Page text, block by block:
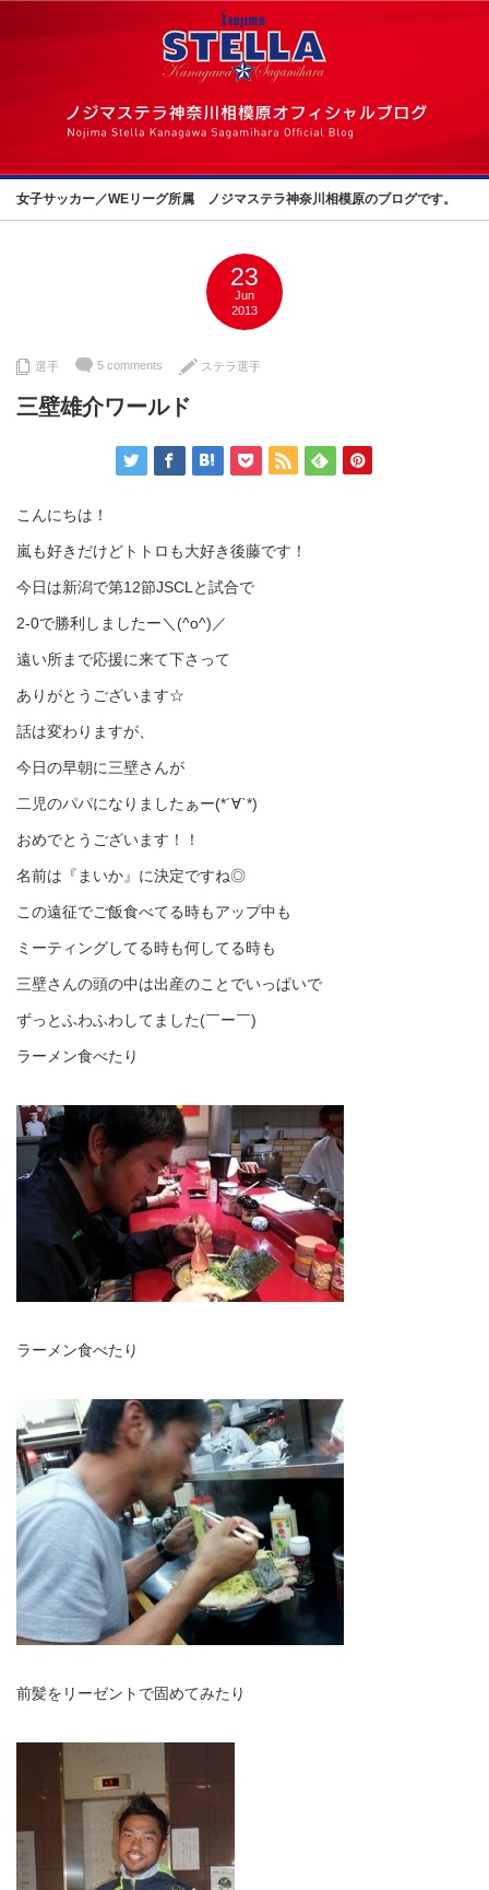
女子サッカー／WEリーグ所属 ノジマステラ神奈川相模原のブログです。
23
Jun
2013
選手 5 comments ステラ選手
三壁雄介ワールド
こんにちは！
嵐も好きだけどトトロも大好き後藤です！
今日は新潟で第12節JSCLと試合で
2-0で勝利しましたー＼(^o^)／
遠い所まで応援に来て下さって
ありがとうございます☆
話は変わりますが、
今日の早朝に三壁さんが
二児のパパになりましたぁー(*´∀`*)
おめでとうございます！！
名前は『まいか』に決定ですね◎
この遠征でご飯食べてる時もアップ中も
ミーティングしてる時も何してる時も
三壁さんの頭の中は出産のことでいっぱいで
ずっとふわふわしてました(￣ー￣)
ラーメン食べたり
ラーメン食べたり
前髪をリーゼントで固めてみたり